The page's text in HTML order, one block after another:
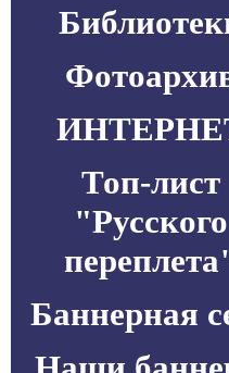
Топ-лист
"Русского
Баннерная